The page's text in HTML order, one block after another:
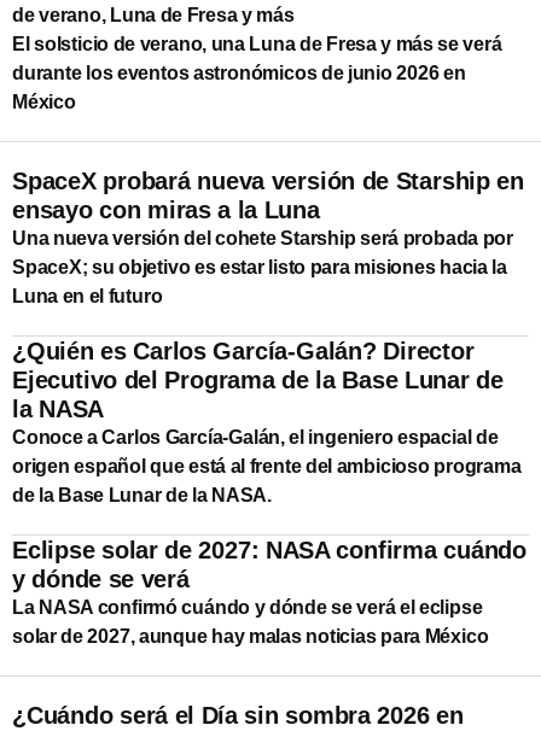
de verano, Luna de Fresa y más
El solsticio de verano, una Luna de Fresa y más se verá
durante los eventos astronómicos de junio 2026 en
México
SpaceX probará nueva versión de Starship en
ensayo con miras a la Luna
Una nueva versión del cohete Starship será probada por
SpaceX; su objetivo es estar listo para misiones hacia la
Luna en el futuro
¿Quién es Carlos García-Galán? Director
Ejecutivo del Programa de la Base Lunar de
la NASA
Conoce a Carlos García-Galán, el ingeniero espacial de
origen español que está al frente del ambicioso programa
de la Base Lunar de la NASA.
Eclipse solar de 2027: NASA confirma cuándo
y dónde se verá
La NASA confirmó cuándo y dónde se verá el eclipse
solar de 2027, aunque hay malas noticias para México
¿Cuándo será el Día sin sombra 2026 en